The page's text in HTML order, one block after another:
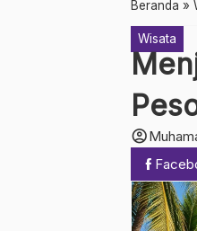
Beranda »
Wisata
account_circle